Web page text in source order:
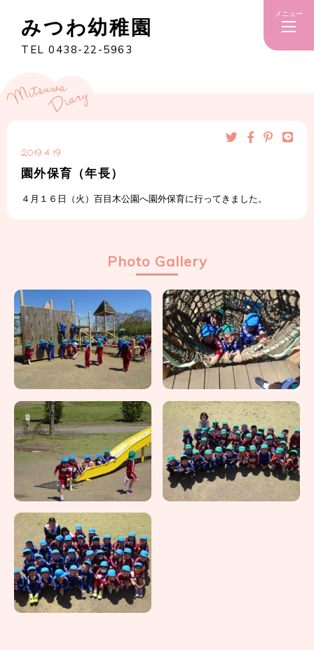
みつわ幼稚園
TEL 0438-22-5963
メニュー
2019.4.19
園外保育（年長）
４月１６日（火）百目木公園へ園外保育に行ってきました。
Photo Gallery